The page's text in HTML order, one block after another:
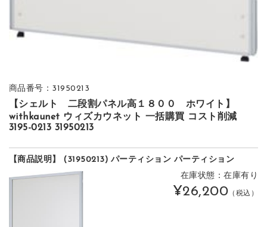
商品番号：31950213
【シェルト 二段割パネル高１８００ ホワイト】
withkaunet ウィズカウネット 一括購買 コスト削減
3195-0213 31950213
【商品説明】 (31950213) パーティション パーティション
在庫状態：在庫有り
¥26,200 （税込）